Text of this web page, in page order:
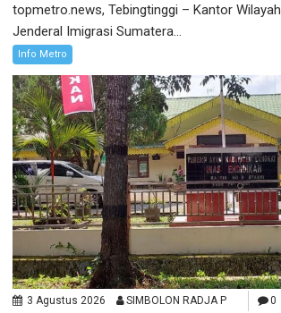
topmetro.news, Tebingtinggi – Kantor
Jenderal Imigrasi Sumatera...
Info Metro
3 Agustus 2026 SIMBOLON RADJA P 0